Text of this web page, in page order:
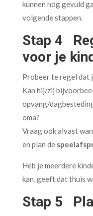
kunnen nog gevuld
volgende stappen.
Stap 4
voor je
Probeer te regel dat
Kan hij/zij
opvang/
oma?
Vraag ook alvast
en plan de
Heb je meerdere
kan, geeft dat thuis
Stap 5